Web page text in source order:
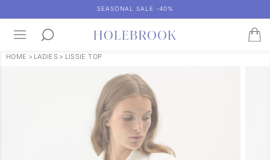
SEASONAL SALE -40%
HOME > LADIES > LISSIE TOP